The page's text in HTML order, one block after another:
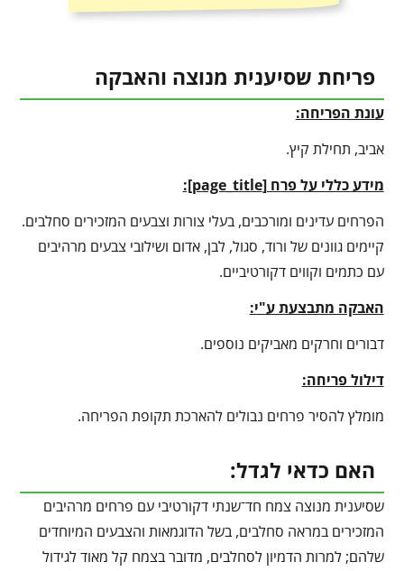
פריחת שסיענית מנוצה והאבקה
עונת הפריחה:
אביב, תחילת קיץ.
מידע כללי על פרח [page_title
]:
הפרחים עדינים ומורכבים, בעלי צורות וצבעים המזכירים סחלבים.
קיימים גוונים של ורוד, סגול, לבן, אדום ושילובי צבעים מרהיבים
עם כתמים וקווים דקורטיביים.
האבקה מתבצעת ע"י:
דבורים וחרקים מאביקים נוספים.
דילול פריחה:
מומלץ להסיר פרחים נבולים להארכת תקופת הפריחה.
האם כדאי לגדל:
שסיענית מנוצה צמח חד־שנתי דקורטיבי עם פרחים מרהיבים
המזכירים במראה סחלבים, בשל הדוגמאות והצבעים המיוחדים
שלהם; למרות הדמיון לסחלבים, מדובר בצמח קל מאוד לגידול